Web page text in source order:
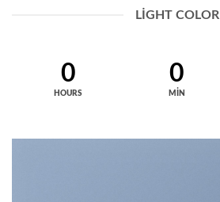
LIGHT COLOR
0
HOURS
0
MIN